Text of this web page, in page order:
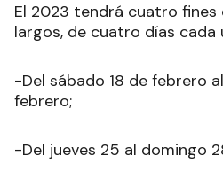
El 2023 tendrá cuatro fines
largos, de cuatro días cada
-Del sábado 18 de febrero
febrero;
-Del jueves 25 al domingo